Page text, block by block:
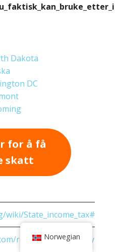
Dakota
DC
for å få
skatt
real-estate/property-
Norwegian